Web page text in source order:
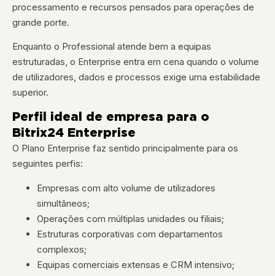
processamento e recursos pensados para operações de
grande porte.
Enquanto o Professional atende bem a equipas
estruturadas, o Enterprise entra em cena quando o volume
de utilizadores, dados e processos exige uma estabilidade
superior.
Perfil ideal de empresa para o
Bitrix24 Enterprise
O Plano Enterprise faz sentido principalmente para os
seguintes perfis:
Empresas com alto volume de utilizadores
simultâneos;
Operações com múltiplas unidades ou filiais;
Estruturas corporativas com departamentos
complexos;
Equipas comerciais extensas e CRM intensivo;